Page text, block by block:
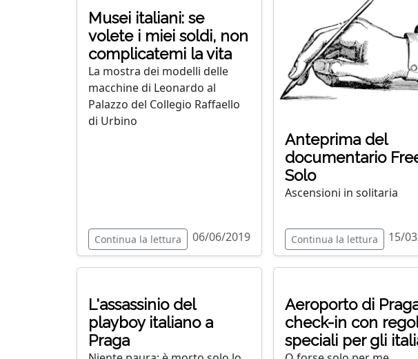
Musei italiani: se
volete i miei soldi, non
complicatemi la vita
La mostra dei modelli delle
macchine di Leonardo al
Palazzo del Collegio Raffaello
di Urbino
Continua la lettura 06/06/2019
Anteprima del
documentario
Solo
Ascensioni in solitaria
Continua la lettura 15/
L'assassinio del
playboy italiano a
Praga
Aeroporto di
check-in con
speciali per gli